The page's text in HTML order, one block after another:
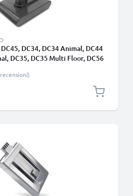
DC34, DC34 Animal, DC44
DC35, DC35 Multi Floor, DC56